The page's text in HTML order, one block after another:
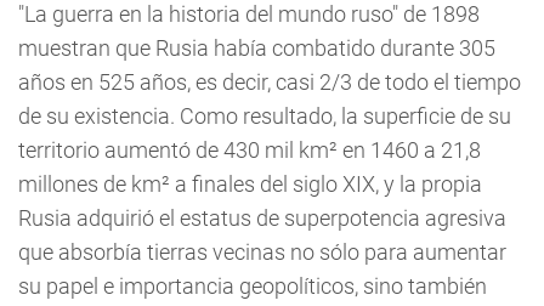
"La guerra en la historia del mundo ruso" de 1898
muestran que Rusia había combatido durante 305
años en 525 años, es decir, casi 2/3 de todo el tiempo
de su existencia. Como resultado, la superficie de su
territorio aumentó de 430 mil km² en 1460 a 21,8
millones de km² a finales del siglo XIX, y la propia
Rusia adquirió el estatus de superpotencia agresiva
que absorbía tierras vecinas no sólo para aumentar
su papel e importancia geopolíticos, sino también